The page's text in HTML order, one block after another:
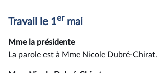
Travail le 1er mai
Mme la présidente
La parole est à Mme Nicole Dubré-Chirat.